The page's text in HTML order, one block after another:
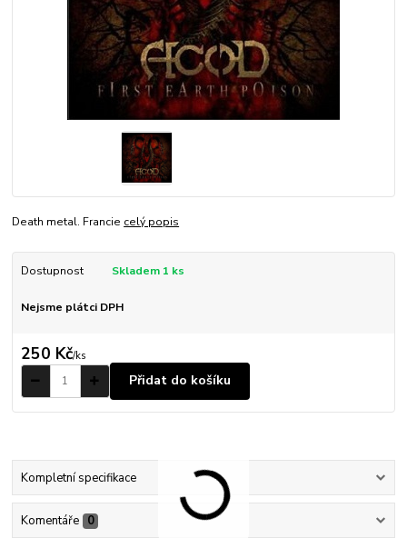
Death metal. Francie celý popis
Dostupnost Skladem 1 ks
Nejsme plátci DPH
250 Kč/ks
Přidat do košíku
Kompletní specifikace
Komentáře 0